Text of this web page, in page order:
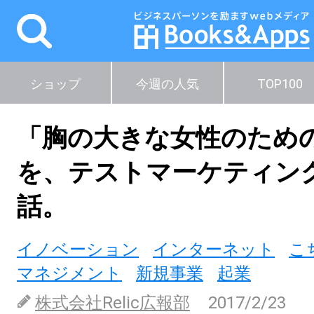
ショップ 今週の人気 TOP100
「胸の大きな女性のため
を、テストマーケティン
話。
イノベーション インターネット
こ
マネジメント
新規事業
起業
株式会社Relic広報部
2017/2/23